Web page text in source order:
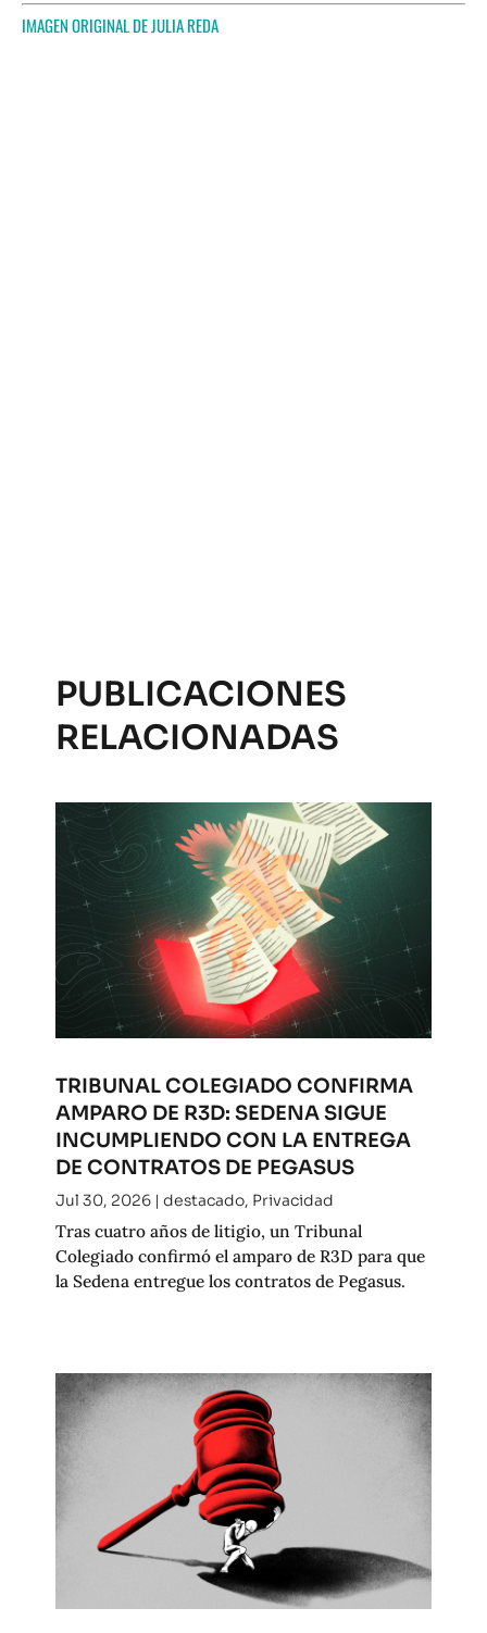
IMAGEN ORIGINAL DEJULIA REDA
PUBLICACIONES
RELACIONADAS
TRIBUNAL COLEGIADO CONFIRMA
AMPARO DE R3D: SEDENA SIGUE
INCUMPLIENDO CON LA ENTREGA
DE CONTRATOS DE PEGASUS
Jul 30, 2026| destacado, Privacidad
Tras cuatro años de litigio, un Tribunal
Colegiado confirmó el amparo de R3D para que
la Sedena entregue los contratos de Pegasus.